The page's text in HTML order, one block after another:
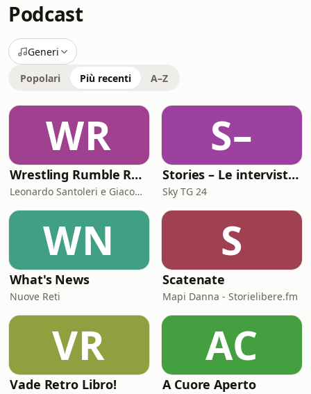
Podcast
Generi
Popolari Più recenti A–Z
WR
Wrestling Rumble Room Podcast
Leonardo Santoleri e Giacomo Toniaccini
S–
Stories – Le interviste di Omar Schillaci
Sky TG 24
WN
What's News
Nuove Reti
S
Scatenate
Mapi Danna - Storielibere.fm
VR
Vade Retro Libro!
AC
A Cuore Aperto